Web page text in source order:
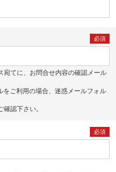
必須
てに、お問合せ内容の確認メール
ご利用の場合、迷惑メールフォル
認下さい。
必須